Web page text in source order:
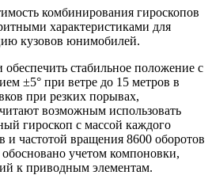
комбинирования гироскопов
характеристиками для
кузовов юнимобилей.
стабильное положение с
±5° при ветре до 15 метров в
при резких порывах,
возможным использовать
гироскоп с массой каждого
и частотой вращения 8600 оборотов
учетом компоновки,
к приводным элементам.